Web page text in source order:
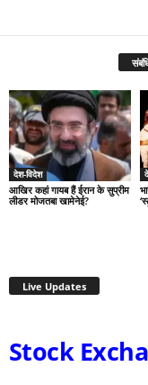
देश-विदेश
आखिर कहां गायब हैं ईरान के सुप्रीम
लीडर मोजतबा खामेनेई?
Live Updates
Stock